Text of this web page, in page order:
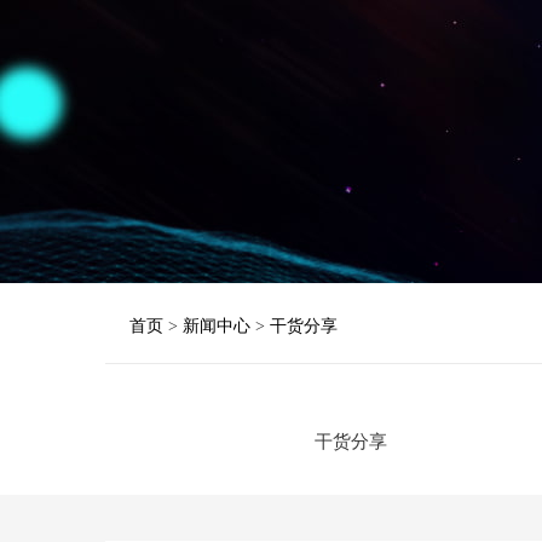
首页 > 新闻中心 > 干货分享
干货分享